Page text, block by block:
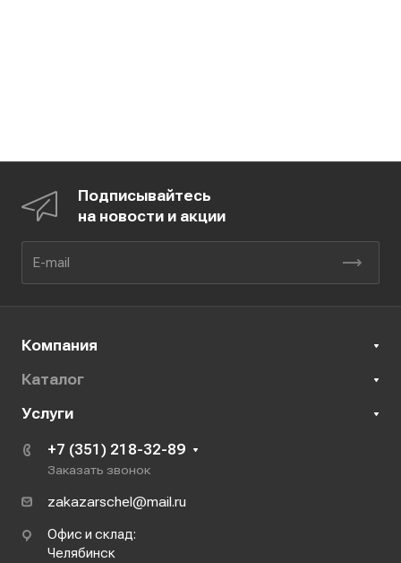
Подписывайтесь
на новости и акции
Компания
Каталог
Услуги
+7 (351) 218-32-89
Заказать звонок
zakazarschel@mail.ru
Офис и склад:
Челябинск